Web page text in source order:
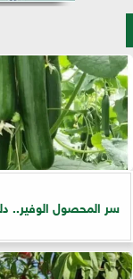
سر المحصول الوفير..